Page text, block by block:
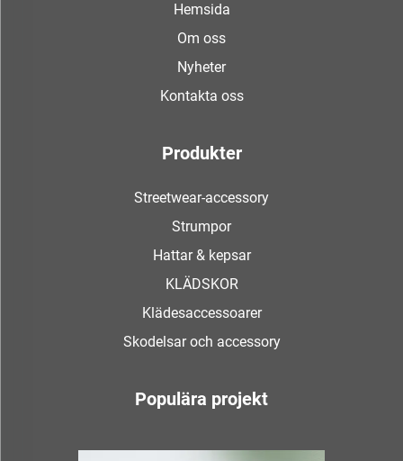
Hemsida
Om oss
Nyheter
Kontakta oss
Produkter
Streetwear-accessory
Strumpor
Hattar & kepsar
KLÄDSKOR
Klädesaccessoarer
Skodelsar och accessory
Populära projekt